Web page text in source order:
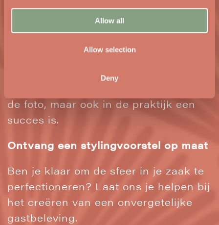
Allow all
Allow selection
Deny
van de gast uit het oog.
zaak naar een hoger niveau kan
tillen? Laten we samen bouwen aan
de foto, maar ook in de praktijk een
succes is.
Ontvang een stylingvoorstel op maat
Ben je klaar om de sfeer in je zaak te
perfectioneren? Laat ons je helpen bij
het creëren van een onvergetelijke
gastbeleving.